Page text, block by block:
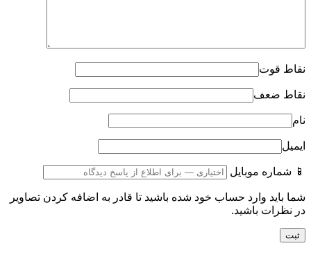
نقاط قوت
نقاط ضعف
نام
ایمیل
📱 شماره موبایل
شما باید وارد حساب خود شده باشید تا قادر به اضافه کردن تصاویر
در نظرات باشید.